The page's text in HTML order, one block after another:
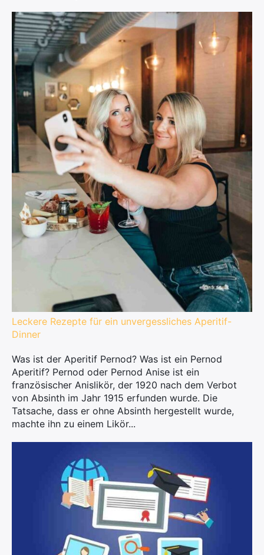
Leckere Rezepte für ein unvergessliches Aperitif-
Dinner
Was ist der Aperitif Pernod? Was ist ein Pernod
Aperitif? Pernod oder Pernod Anise ist ein
französischer Anislikör, der 1920 nach dem Verbot
von Absinth im Jahr 1915 erfunden wurde. Die
Tatsache, dass er ohne Absinth hergestellt wurde,
machte ihn zu einem Likör...